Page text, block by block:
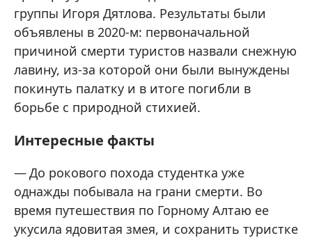
группы Игоря Дятлова. Результаты были
объявлены в 2020-м: первоначальной
причиной смерти туристов назвали снежную
лавину, из-за которой они были вынуждены
покинуть палатку и в итоге погибли в
борьбе с природной стихией.
Интересные факты
До рокового похода студентка уже
однажды побывала на грани смерти. Во
время путешествия по Горному Алтаю ее
укусила ядовитая змея, и сохранить туристке